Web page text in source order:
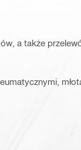
a także